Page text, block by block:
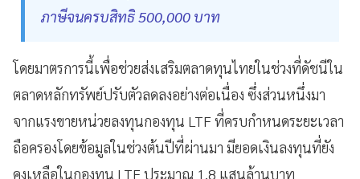
ภาษีจนครบสิทธิ 500,000 บาท
โดยมาตรการนี้เพื่อช่วยส่งเสริมตลาดทุนไทยในช่วงที่ดัชนีใน
ตลาดหลักทรัพย์ปรับตัวลดลงอย่างต่อเนื่อง ซึ่งส่วนหนึ่งมา
จากแรงขายหน่วยลงทุนกองทุน LTF ที่ครบกำหนดระยะเวลา
ถือครองโดยข้อมูลในช่วงต้นปีที่ผ่านมา มียอดเงินลงทุนที่ยัง
คงเหลือในกองทุน LTF ประมาณ 1.8 แสนล้านบาท